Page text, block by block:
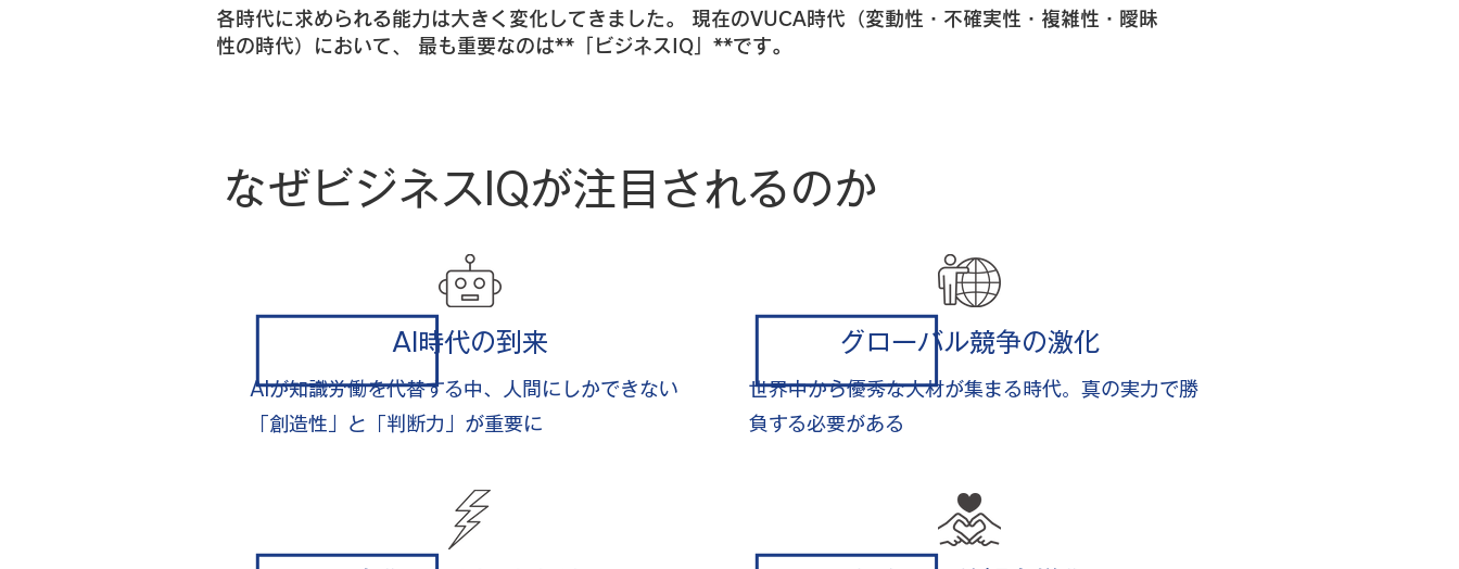
各時代に求められる能力は大きく変化してきました。 現在のVUCA時代（変動性・不確実性・複雑性・曖昧
性の時代）において、 最も重要なのは**「ビジネスIQ」**です。
なぜビジネスIQが注目されるのか
AI時代の到来
AIが知識労働を代替する中、人間にしかできない
「創造性」と「判断力」が重要に
グローバル競争の激化
世界中から優秀な人材が集まる時代。真の実力で勝
負する必要がある